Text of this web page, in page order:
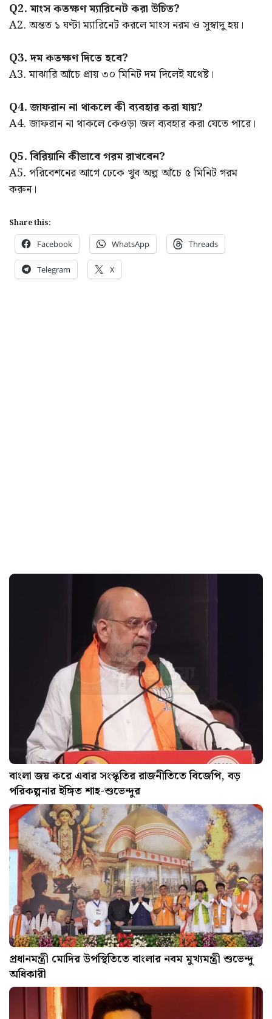
Q2. মাংস কতক্ষণ ম্যারিনেট করা উচিত?
A2. অন্তত ১ ঘণ্টা ম্যারিনেট করলে মাংস নরম ও সুস্বাদু হয়।
Q3. দম কতক্ষণ দিতে হবে?
A3. মাঝারি আঁচে প্রায় ৩০ মিনিট দম দিলেই যথেষ্ট।
Q4. জাফরান না থাকলে কী ব্যবহার করা যায়?
A4. জাফরান না থাকলে কেওড়া জল ব্যবহার করা যেতে পারে।
Q5. বিরিয়ানি কীভাবে গরম রাখবেন?
A5. পরিবেশনের আগে ঢেকে খুব অল্প আঁচে ৫ মিনিট গরম
করুন।
Share this:
Facebook WhatsApp Threads
Telegram X
বাংলা জয় করে এবার সংস্কৃতির রাজনীতিতে বিজেপি, বড়
পরিকল্পনার ইঙ্গিত শাহ-শুভেন্দুর
প্রধানমন্ত্রী মোদির উপস্থিতিতে বাংলার নবম মুখ্যমন্ত্রী শুভেন্দু
অধিকারী